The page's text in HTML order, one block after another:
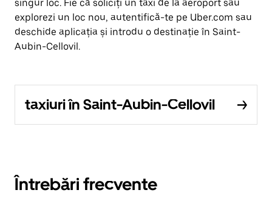
singur loc. Fie că soliciți un taxi de la aeroport sau
explorezi un loc nou, autentifică-te pe Uber.com sau
deschide aplicația și introdu o destinație în Saint-
Aubin-Cellovil.
taxiuri în Saint-Aubin-Cellovil
Întrebări frecvente